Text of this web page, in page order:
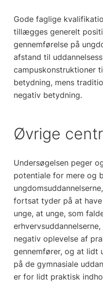
Gode faglige
tillægges generelt
gennemførelse på
afstand til
campuskonstruktioner
betydning, mens
negativ betydning.
Øvrige
Undersøgelsen peger
potentiale for mere og
fortsat tyder på at
unge, at unge, som
negativ oplevelse af
gennemfører, og at lidt
på de gymnasiale
er for lidt praktisk